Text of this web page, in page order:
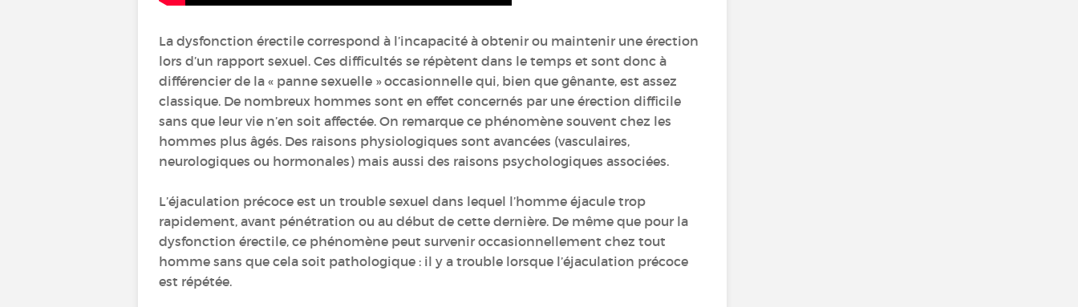
La dysfonction érectile correspond à l’incapacité à obtenir ou maintenir une érection
lors d’un rapport sexuel. Ces difficultés se répètent dans le temps et sont donc à
différencier de la « panne sexuelle » occasionnelle qui, bien que gênante, est assez
classique. De nombreux hommes sont en effet concernés par une érection difficile
sans que leur vie n’en soit affectée. On remarque ce phénomène souvent chez les
hommes plus âgés. Des raisons physiologiques sont avancées (vasculaires,
neurologiques ou hormonales) mais aussi des raisons psychologiques associées.
L’éjaculation précoce est un trouble sexuel dans lequel l’homme éjacule trop
rapidement, avant pénétration ou au début de cette dernière. De même que pour la
dysfonction érectile, ce phénomène peut survenir occasionnellement chez tout
homme sans que cela soit pathologique : il y a trouble lorsque l’éjaculation précoce
est répétée.